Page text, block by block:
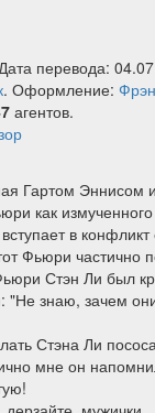
перевода:
. Оформление:
агентов.
Гартом
как
в
Фьюри частично
Стэн Ли был
"Не знаю, зачем
Стэна Ли
мне он